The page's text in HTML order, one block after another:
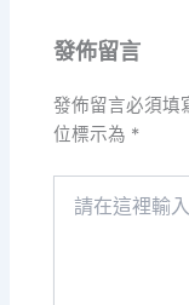
發佈留言
發佈留言必須填
位標示為 *